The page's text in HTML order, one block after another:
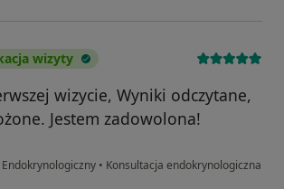
wizyty
wizycie, Wyniki odczytane,
Jestem zadowolona!
• Konsultacja endokrynologiczna
Pk